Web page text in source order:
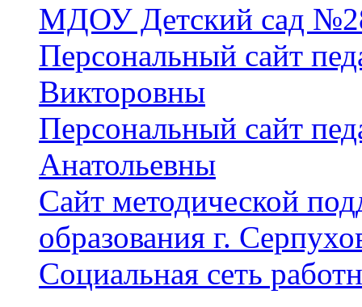
МДОУ Детский сад
Персональный сайт
Викторовны
Персональный сайт
Анатольевны
Сайт методической
образования г.
Социальная сеть